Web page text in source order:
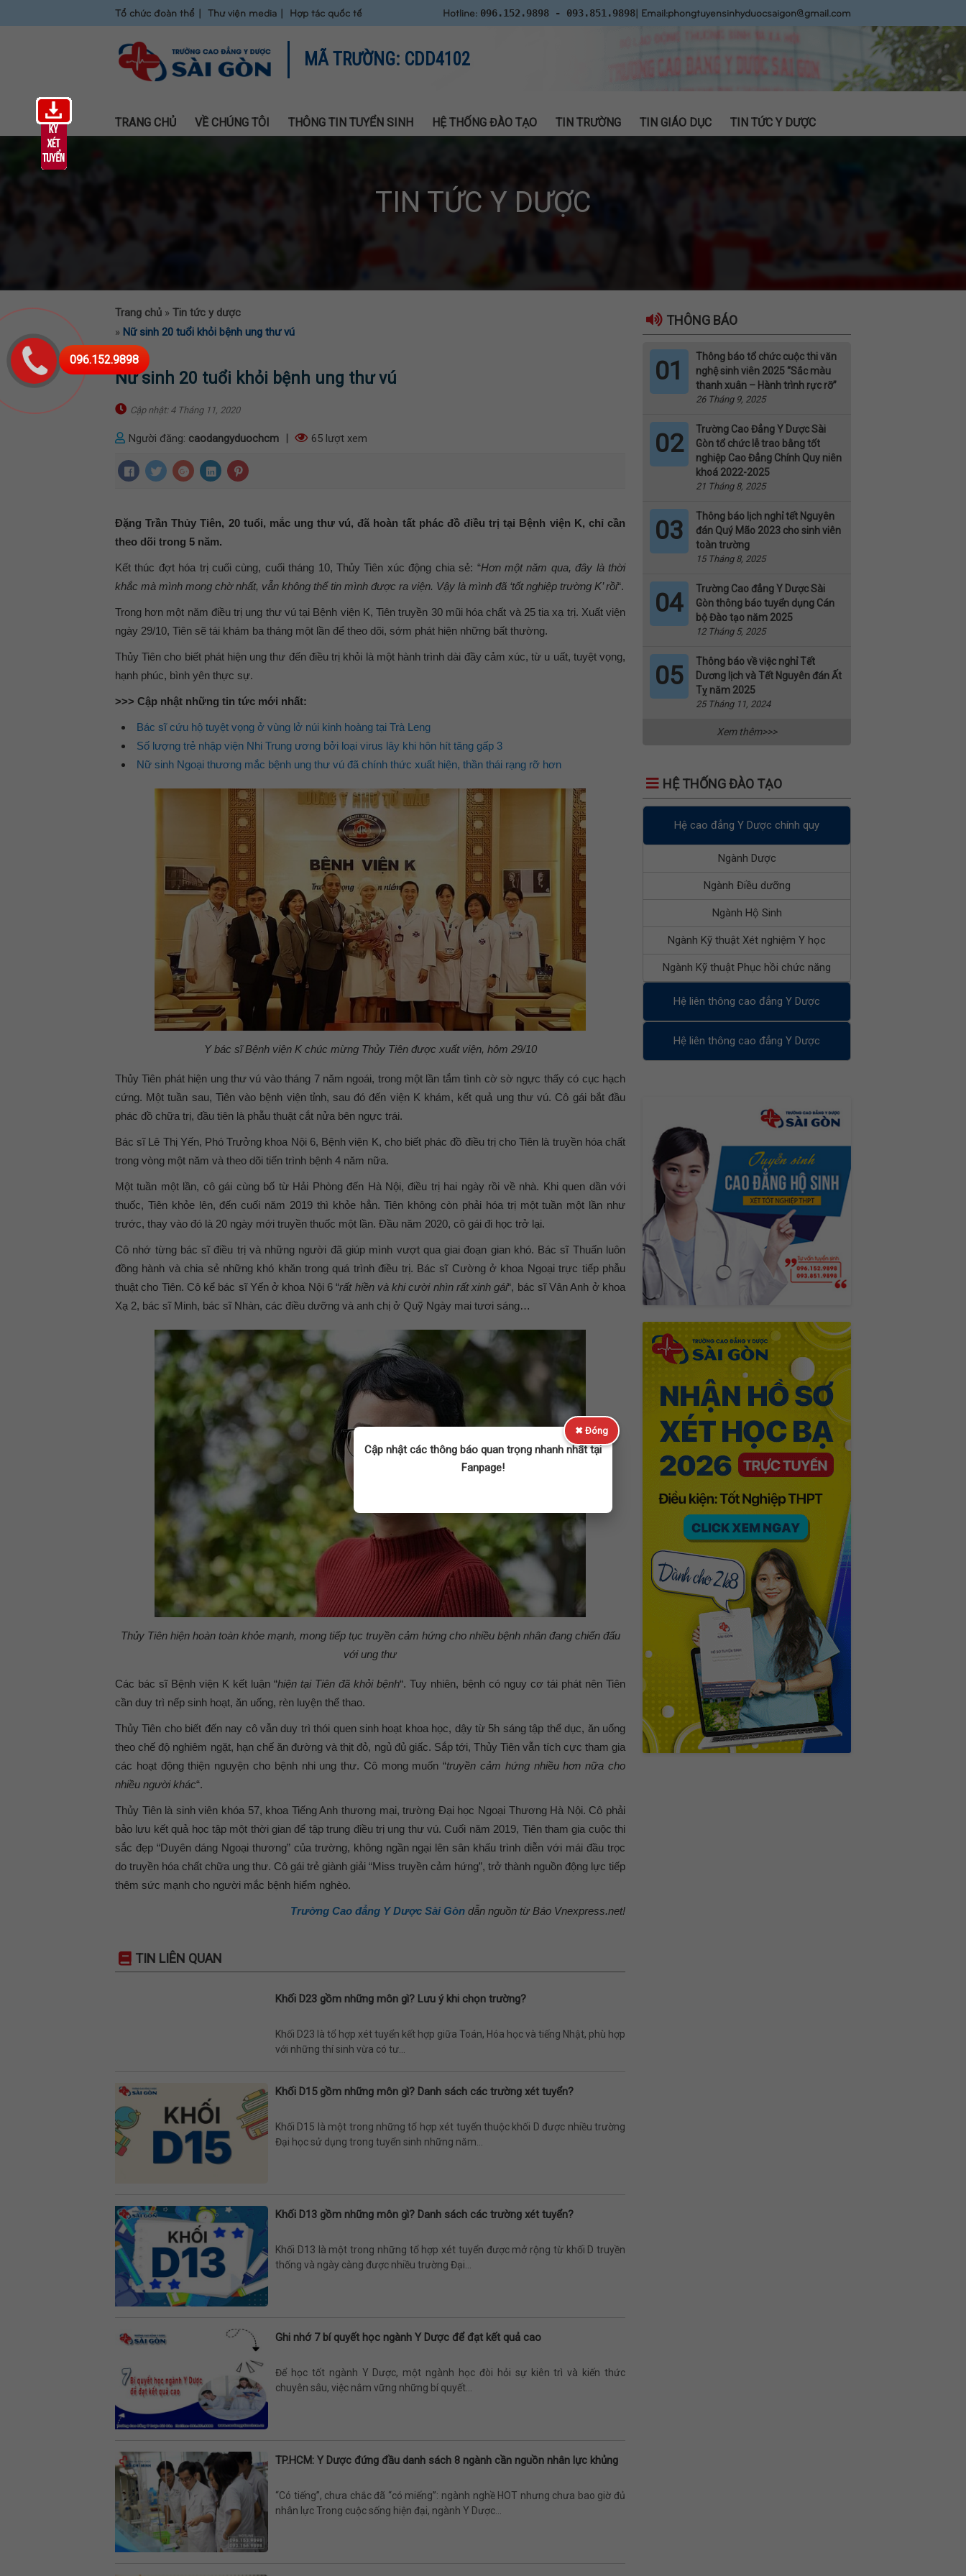
Tổ chức đoàn thể Thư viện media Hợp tác quốc tế Hotline: 096.152.9898 - 093.851.9898| Email:phongtuyensinhyduocsaigon@gmail.com
MÃ TRƯỜNG: CDD4102
TRANG CHỦ VỀ CHÚNG TÔI THÔNG TIN TUYỂN SINH HỆ THỐNG ĐÀO TẠO TIN TRƯỜNG TIN GIÁO DỤC TIN TỨC Y DƯỢC
096.152.9898
TIN TỨC Y DƯỢC
Trang chủ » Tin tức y dược
» Nữ sinh 20 tuổi khỏi bệnh ung thư vú
Nữ sinh 20 tuổi khỏi bệnh ung thư vú
Cập nhật: 4 Tháng 11, 2020
Người đăng: caodangyduochcm 65 lượt xem
Đặng Trần Thủy Tiên, 20 tuổi, mắc ung thư vú, đã hoàn tất phác đồ điều trị tại Bệnh viện K, chỉ cần
theo dõi trong 5 năm.
Kết thúc đợt hóa trị cuối cùng, cuối tháng 10, Thủy Tiên xúc động chia sẻ: “Hơn một năm qua, đây là thời
khắc mà mình mong chờ nhất, vẫn không thể tin mình được ra viện. Vậy là mình đã ‘tốt nghiệp trường K’ rồi“.
Trong hơn một năm điều trị ung thư vú tại Bệnh viện K, Tiên truyền 30 mũi hóa chất và 25 tia xạ trị. Xuất viện
ngày 29/10, Tiên sẽ tái khám ba tháng một lần để theo dõi, sớm phát hiện những bất thường.
Thủy Tiên cho biết phát hiện ung thư đến điều trị khỏi là một hành trình dài đầy cảm xúc, từ u uất, tuyệt vọng,
hạnh phúc, bình yên thực sự.
>>> Cập nhật những tin tức mới nhất:
Bác sĩ cứu hộ tuyệt vọng ở vùng lở núi kinh hoàng tại Trà Leng
Số lượng trẻ nhập viện Nhi Trung ương bởi loại virus lây khi hôn hít tăng gấp 3
Nữ sinh Ngoại thương mắc bệnh ung thư vú đã chính thức xuất hiện, thần thái rạng rỡ hơn
Y bác sĩ Bệnh viện K chúc mừng Thủy Tiên được xuất viện, hôm 29/10
Thủy Tiên phát hiện ung thư vú vào tháng 7 năm ngoái, trong một lần tắm tình cờ sờ ngực thấy có cục hạch
cứng. Một tuần sau, Tiên vào bệnh viện tỉnh, sau đó đến viện K khám, kết quả ung thư vú. Cô gái bắt đầu
phác đồ chữa trị, đầu tiên là phẫu thuật cắt nửa bên ngực trái.
Bác sĩ Lê Thị Yến, Phó Trưởng khoa Nội 6, Bệnh viện K, cho biết phác đồ điều trị cho Tiên là truyền hóa chất
trong vòng một năm và theo dõi tiến trình bệnh 4 năm nữa.
Một tuần một lần, cô gái cùng bố từ Hải Phòng đến Hà Nội, điều trị hai ngày rồi về nhà. Khi quen dần với
thuốc, Tiên khỏe lên, đến cuối năm 2019 thì khỏe hẳn. Tiên không còn phải hóa trị một tuần một lần như
trước, thay vào đó là 20 ngày mới truyền thuốc một lần. Đầu năm 2020, cô gái đi học trở lại.
Cô nhớ từng bác sĩ điều trị và những người đã giúp mình vượt qua giai đoạn gian khó. Bác sĩ Thuấn luôn
đồng hành và chia sẻ những khó khăn trong quá trình điều trị. Bác sĩ Cường ở khoa Ngoại trực tiếp phẫu
thuật cho Tiên. Cô kể bác sĩ Yến ở khoa Nội 6 “rất hiền và khi cười nhìn rất xinh gái“, bác sĩ Vân Anh ở khoa
Xạ 2, bác sĩ Minh, bác sĩ Nhàn, các điều dưỡng và anh chị ở Quỹ Ngày mai tươi sáng…
Thủy Tiên hiện hoàn toàn khỏe mạnh, mong tiếp tục truyền cảm hứng cho nhiều bệnh nhân đang chiến đấu
với ung thư
Các bác sĩ Bệnh viện K kết luận “hiện tại Tiên đã khỏi bệnh“. Tuy nhiên, bệnh có nguy cơ tái phát nên Tiên
cần duy trì nếp sinh hoạt, ăn uống, rèn luyện thể thao.
Thủy Tiên cho biết đến nay cô vẫn duy trì thói quen sinh hoạt khoa học, dậy từ 5h sáng tập thể dục, ăn uống
theo chế độ nghiêm ngặt, hạn chế ăn đường và thịt đỏ, ngủ đủ giấc. Sắp tới, Thủy Tiên vẫn tích cực tham gia
các hoạt động thiện nguyện cho bệnh nhi ung thư. Cô mong muốn “truyền cảm hứng nhiều hơn nữa cho
nhiều người khác“.
Thủy Tiên là sinh viên khóa 57, khoa Tiếng Anh thương mại, trường Đại học Ngoại Thương Hà Nội. Cô phải
bảo lưu kết quả học tập một thời gian để tập trung điều trị ung thư vú. Cuối năm 2019, Tiên tham gia cuộc thi
sắc đẹp “Duyên dáng Ngoại thương” của trường, không ngần ngại lên sân khấu trình diễn với mái đầu trọc
do truyền hóa chất chữa ung thư. Cô gái trẻ giành giải “Miss truyền cảm hứng”, trở thành nguồn động lực tiếp
thêm sức mạnh cho người mắc bệnh hiểm nghèo.
Trường Cao đẳng Y Dược Sài Gòn dẫn nguồn từ Báo Vnexpress.net!
TIN LIÊN QUAN
Khối D23 gồm những môn gì? Lưu ý khi chọn trường?
Khối D23 là tổ hợp xét tuyển kết hợp giữa Toán, Hóa học và tiếng Nhật, phù hợp
với những thí sinh vừa có tư...
Khối D15 gồm những môn gì? Danh sách các trường xét tuyển?
Khối D15 là một trong những tổ hợp xét tuyển thuộc khối D được nhiều trường
Đại học sử dụng trong tuyển sinh những năm...
Khối D13 gồm những môn gì? Danh sách các trường xét tuyển?
Khối D13 là một trong những tổ hợp xét tuyển được mở rộng từ khối D truyền
thống và ngày càng được nhiều trường Đại...
Ghi nhớ 7 bí quyết học ngành Y Dược để đạt kết quả cao
Để học tốt ngành Y Dược, một ngành học đòi hỏi sự kiên trì và kiến thức
chuyên sâu, việc nắm vững những bí quyết...
TP.HCM: Y Dược đứng đầu danh sách 8 ngành cần nguồn nhân lực khủng
“Có tiếng”, chưa chắc đã “có miếng”: ngành nghề HOT nhưng chưa bao giờ đủ
nhân lực Trong cuộc sống hiện đại, ngành Y Dược...
THÔNG BÁO
01
Thông báo tổ chức cuộc thi văn
nghệ sinh viên 2025 “Sắc màu
thanh xuân – Hành trình rực rỡ”
26 Tháng 9, 2025
02
Trường Cao Đẳng Y Dược Sài
Gòn tổ chức lễ trao bằng tốt
nghiệp Cao Đẳng Chính Quy niên
khoá 2022-2025
21 Tháng 8, 2025
03
Thông báo lịch nghỉ tết Nguyên
đán Quý Mão 2023 cho sinh viên
toàn trường
15 Tháng 8, 2025
04
Trường Cao đẳng Y Dược Sài
Gòn thông báo tuyển dụng Cán
bộ Đào tạo năm 2025
12 Tháng 5, 2025
05
Thông báo về việc nghỉ Tết
Dương lịch và Tết Nguyên đán Ất
Tỵ năm 2025
25 Tháng 11, 2024
Xem thêm>>>
HỆ THỐNG ĐÀO TẠO
Hệ cao đẳng Y Dược chính quy
Ngành Dược
Ngành Điều dưỡng
Ngành Hộ Sinh
Ngành Kỹ thuật Xét nghiệm Y học
Ngành Kỹ thuật Phục hồi chức năng
Hệ liên thông cao đẳng Y Dược
Hệ liên thông cao đẳng Y Dược
✖ Đóng
Cập nhật các thông báo quan trọng nhanh nhất tại
Fanpage!